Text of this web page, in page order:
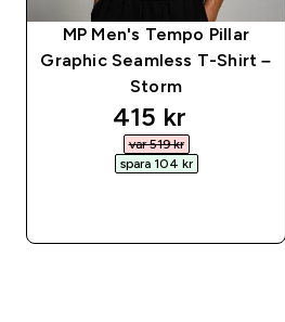
MP Men's Tempo Pillar
Graphic Seamless T-Shirt –
Storm
discounted
415 kr‎
var 519 kr‎
spara 104 kr‎